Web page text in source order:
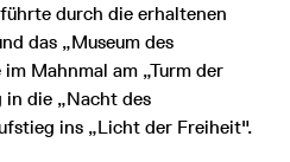
durch die erhaltenen
das „Museum des
Mahnmal am „Turm der
in die „Nacht des
ins „Licht der Freiheit".